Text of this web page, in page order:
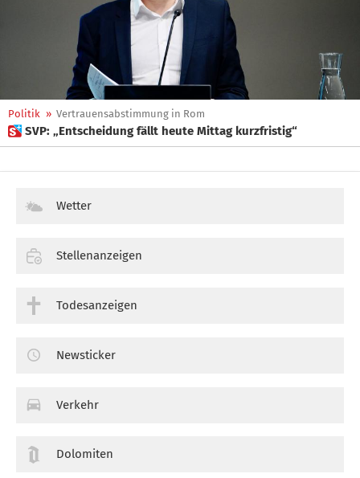
Politik » Vertrauensabstimmung in Rom
 SVP: „Entscheidung fällt heute Mittag kurzfristig“
Wetter
Stellenanzeigen
Todesanzeigen
Newsticker
Verkehr
Dolomiten